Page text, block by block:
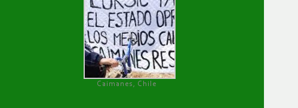
Caimanes, Chile